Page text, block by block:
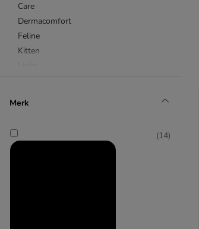
Care
Dermacomfort
Feline
Kitten
Starter/Puppy/Junior
Merk
(14)